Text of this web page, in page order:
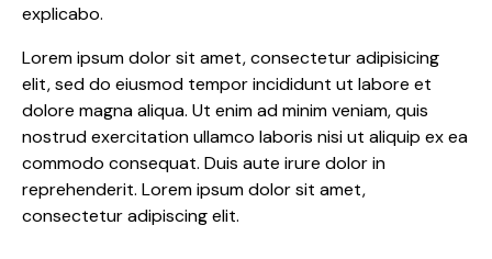
explicabo.
Lorem ipsum dolor sit amet, consectetur adipisicing
elit, sed do eiusmod tempor incididunt ut labore et
dolore magna aliqua. Ut enim ad minim veniam, quis
nostrud exercitation ullamco laboris nisi ut aliquip ex ea
commodo consequat. Duis aute irure dolor in
reprehenderit. Lorem ipsum dolor sit amet,
consectetur adipiscing elit.